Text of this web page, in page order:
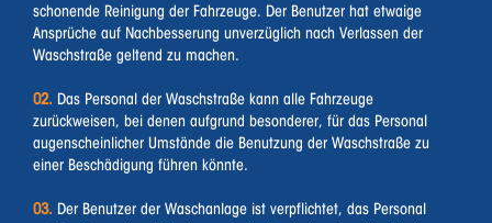
schonende Reinigung der Fahrzeuge. Der Benutzer hat etwaige
Ansprüche auf Nachbesserung unverzüglich nach Verlassen der
Waschstraße geltend zu machen.
02. Das Personal der Waschstraße kann alle Fahrzeuge
zurückweisen, bei denen aufgrund besonderer, für das Personal
augenscheinlicher Umstände die Benutzung der Waschstraße zu
einer Beschädigung führen könnte.
03. Der Benutzer der Waschanlage ist verpflichtet, das Personal